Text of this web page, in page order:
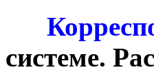
системе.